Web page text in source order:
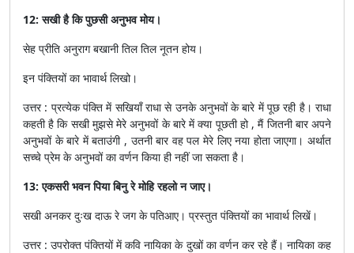
12: सखी है कि पुछसी अनुभव मोय।
सेह प्रीति अनुराग बखानी तिल तिल नूतन होय।
इन पंक्तियों का भावार्थ लिखो।
उत्तर : प्रत्येक पंक्ति में सखियाँ राधा से उनके अनुभवों के बारे में पूछ रही है। राधा
कहती है कि सखी मुझसे मेरे अनुभवों के बारे में क्या पूछती हो , मैं जितनी बार अपने
अनुभवों के बारे में बताउंगी , उतनी बार वह पल मेरे लिए नया होता जाएगा। अर्थात
सच्चे प्रेम के अनुभवों का वर्णन किया ही नहीं जा सकता है।
13: एकसरी भवन पिया बिनु रे मोहि रहलो न जाए।
सखी अनकर दुःख दाऊ रे जग के पतिआए। प्रस्तुत पंक्तियों का भावार्थ लिखें।
उत्तर : उपरोक्त पंक्तियों में कवि नायिका के दुखों का वर्णन कर रहे हैं। नायिका कह